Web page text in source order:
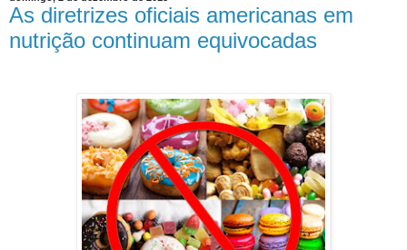
As diretrizes oficiais americanas em
nutrição continuam equivocadas